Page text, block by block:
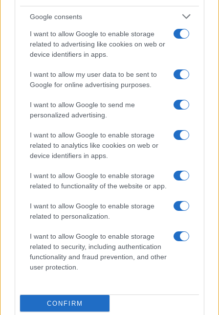
Google consents
I want to allow Google to enable storage
related to advertising like cookies on web or
device identifiers in apps.
I want to allow my user data to be sent to
Google for online advertising purposes.
I want to allow Google to send me
personalized advertising.
I want to allow Google to enable storage
related to analytics like cookies on web or
device identifiers in apps.
I want to allow Google to enable storage
related to functionality of the website or app.
I want to allow Google to enable storage
related to personalization.
I want to allow Google to enable storage
related to security, including authentication
functionality and fraud prevention, and other
user protection.
CONFIRM
Aguacate en la cocina: 10 recetas rápidas y deliciosas
Lucía Fernández · 4 Ago 2026
POSTRES
Dominar las bases de los postres: cremas, siropes y